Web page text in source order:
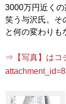
3000万円近く
笑う与沢氏。そ
と何の変わりも
⇒【写真】はコ